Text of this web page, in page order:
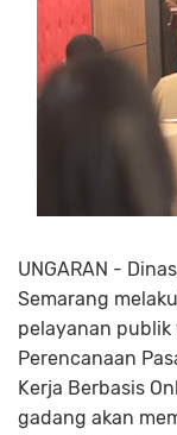
UNGARAN -
Semarang
pelayanan publik
Perencanaan
Kerja Berbasis
gadang akan